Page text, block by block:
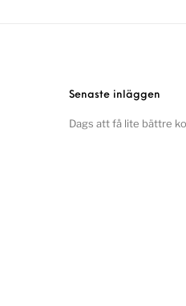
Senaste inläggen
Dags att få lite bättre